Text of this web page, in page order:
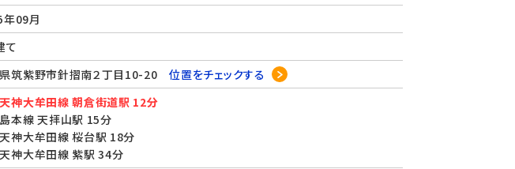
09月
て
筑紫野市針摺南２丁目10-20位置をチェックする
神大牟田線 朝倉街道駅 12分
本線 天拝山駅 15分
神大牟田線 桜台駅 18分
神大牟田線 紫駅 34分